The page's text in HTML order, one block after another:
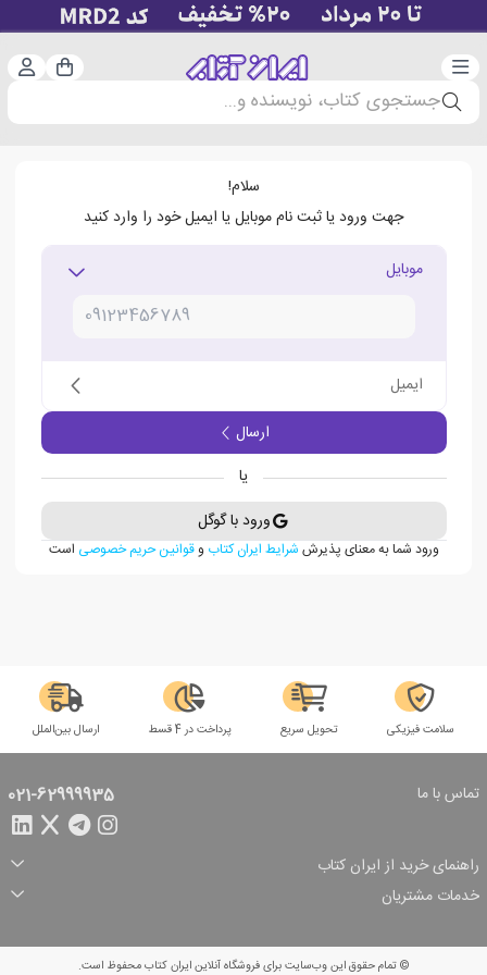
دسته‌بندی سبد
جستجوی کتاب، نویسنده و...
سلام!
جهت ورود یا ثبت نام موبایل یا ایمیل خود را وارد کنید
موبایل
ایمیل
ارسال
یا
ورود با گوگل
ورود شما به معنای پذیرش شرایط ایران کتاب وقوانین حریم خصوصی است
سلامت فیزیکی تحویل سریع پرداخت در 4 قسط ارسال بین‌الملل
تماس با ما 021-62999935
راهنمای خرید از ایران کتاب
ثبت سفارش
شرایط ارسال سفارش
شیوه پرداخت
تخفیف‌های خرید
خدمات مشتریان
© تمام حقوق این وب‌سایت برای فروشگاه آنلاین ایران کتاب محفوظ است.